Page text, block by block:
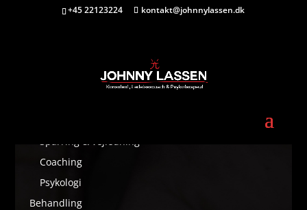
+45 22123224 kontakt@johnnylassen.dk
Sparring & vejledning
Coaching
Psykologi
Behandling